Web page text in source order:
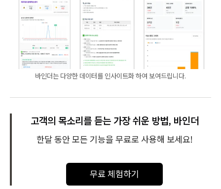
바인더는 다양한 데이터를 인사이트화 하여 보여드립니다.
고객의 목소리를 듣는 가장 쉬운 방법, 바인더
한달 동안 모든 기능을 무료로 사용해 보세요!
무료 체험하기